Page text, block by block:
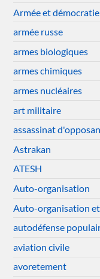
Armée et démocratie
armée russe
armes biologiques
armes chimiques
armes nucléaires
art militaire
assassinat
Astrakan
ATESH
Auto-organisation
Auto-organisation
autodéfense
aviation civile
avoretement